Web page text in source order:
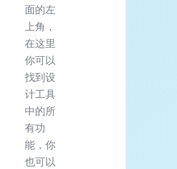
面的左
上角，
在这里
你可以
找到设
计工具
中的所
有功
能，你
也可以